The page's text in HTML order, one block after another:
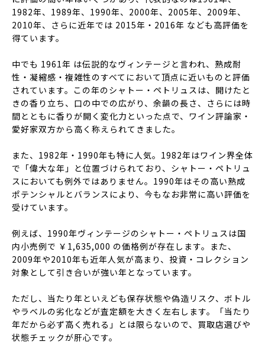
1982年、1989年、1990年、2000年、2005年、2009年、
2010年、さらに近年では 2015年・2016年 なども高評価を
得ています。
中でも 1961年 は伝説的なヴィンテージと言われ、熟成耐
性・凝縮感・複雑性のすべてにおいて頂点に近いものと評価
されています。この年のシャトー・ペトリュスは、開けたと
きの香り立ち、口の中での広がり、余韻の長さ、さらには時
間とともに香りが開く変化力といった点で、ワイン評論家・
愛好家双方から高く称えられてきました。
また、1982年・1990年も特に人気。1982年はワイン界全体
で「偉大な年」と位置づけられており、シャトー・ペトリュ
スにおいても例外ではありません。1990年はその高い熟成
ポテンシャルとバランスにより、今もなお非常に高い評価を
受けています。
例えば、1990年ヴィンテージのシャトー・ペトリュスは国
内小売例で ￥1,635,000 の価格例が存在します。また、
2009年や2010年も近年人気が高まり、投資・コレクション
対象として引き合いが強い年となっています。
ただし、当たり年といえども保存状態や偽造リスク、ボトル
やラベルの劣化などが査定額を大きく左右します。「当たり
年だから必ず高く売れる」とは限らないので、買取店選びや
状態チェックが肝心です。